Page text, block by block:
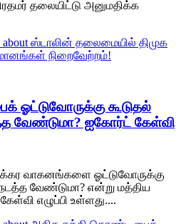
தலையிட்டு அனுமதிக்க
about ஸ்டாலின் தலைமையில் திமுக
நிறைவேற்றம்!
ஓட்டுவோருக்கு கூடுதல்
வேண்டுமா? ஐகோர்ட் கேள்வி
வாகனங்களை ஓட்டுவோருக்கு
வேண்டுமா? என்று மத்திய
எழுப்பி உள்ளது....